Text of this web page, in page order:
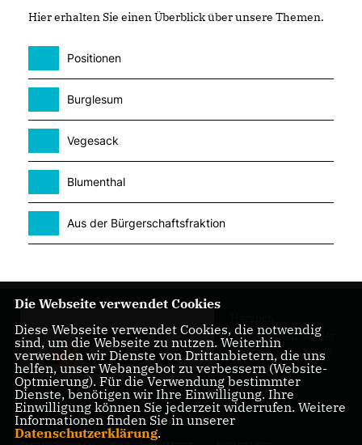
Hier erhalten Sie einen Überblick über unsere Themen.
Positionen
Burglesum
Vegesack
Blumenthal
Aus der Bürgerschaftsfraktion
Willkommen bei der
CDU Bremen-Nord!
Die Webseite verwendet Cookies
Diese Webseite verwendet Cookies, die notwendig
sind, um die Webseite zu nutzen. Weiterhin
verwenden wir Dienste von Drittanbietern, die uns
helfen, unser Webangebot zu verbessern (Website-
Optmierung). Für die Verwendung bestimmter
Dienste, benötigen wir Ihre Einwilligung. Ihre
Einwilligung können Sie jederzeit widerrufen. Weitere
Informationen finden Sie in unserer
Datenschutzerklärung.